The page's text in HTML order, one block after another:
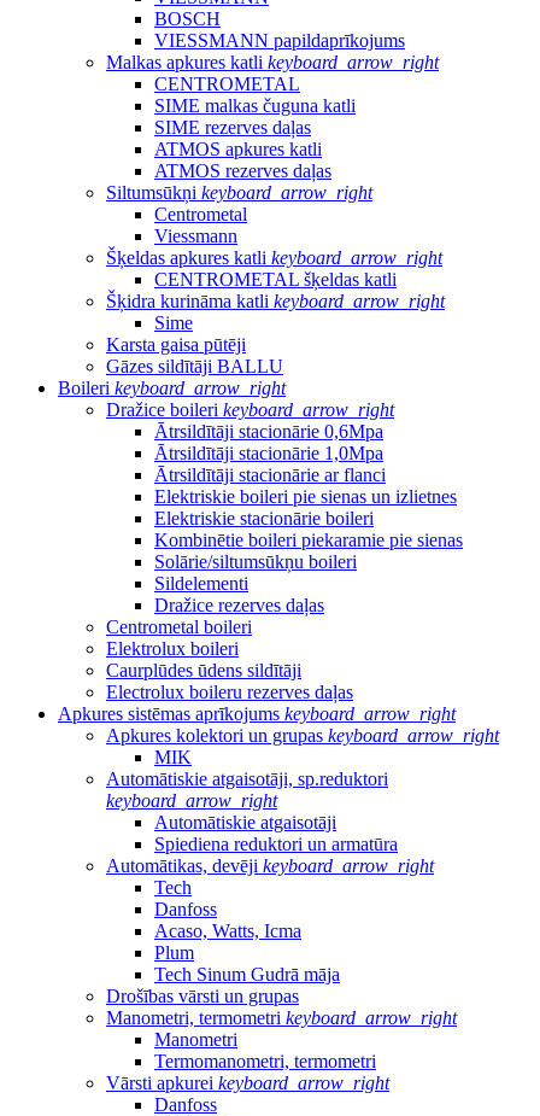
BOSCH
VIESSMANN papildaprīkojums
Malkas apkures katli keyboard_arrow_right
CENTROMETAL
SIME malkas čuguna katli
SIME rezerves daļas
ATMOS apkures katli
ATMOS rezerves daļas
Siltumsūkņi keyboard_arrow_right
Centrometal
Viessmann
Šķeldas apkures katli keyboard_arrow_right
CENTROMETAL šķeldas katli
Šķidra kurināma katli keyboard_arrow_right
Sime
Karsta gaisa pūtēji
Gāzes sildītāji BALLU
Boileri keyboard_arrow_right
Dražice boileri keyboard_arrow_right
Ātrsildītāji stacionārie 0,6Mpa
Ātrsildītāji stacionārie 1,0Mpa
Ātrsildītāji stacionārie ar flanci
Elektriskie boileri pie sienas un izlietnes
Elektriskie stacionārie boileri
Kombinētie boileri piekaramie pie sienas
Solārie/siltumsūkņu boileri
Sildelementi
Dražice rezerves daļas
Centrometal boileri
Elektrolux boileri
Caurplūdes ūdens sildītāji
Electrolux boileru rezerves daļas
Apkures sistēmas aprīkojums keyboard_arrow_right
Apkures kolektori un grupas keyboard_arrow_right
MIK
Automātiskie atgaisotāji, sp.reduktori
keyboard_arrow_right
Automātiskie atgaisotāji
Spiediena reduktori un armatūra
Automātikas, devēji keyboard_arrow_right
Tech
Danfoss
Acaso, Watts, Icma
Plum
Tech Sinum Gudrā māja
Drošības vārsti un grupas
Manometri, termometri keyboard_arrow_right
Manometri
Termomanometri, termometri
Vārsti apkurei keyboard_arrow_right
Danfoss